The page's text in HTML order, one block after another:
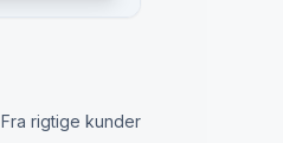
Fra rigtige kunder